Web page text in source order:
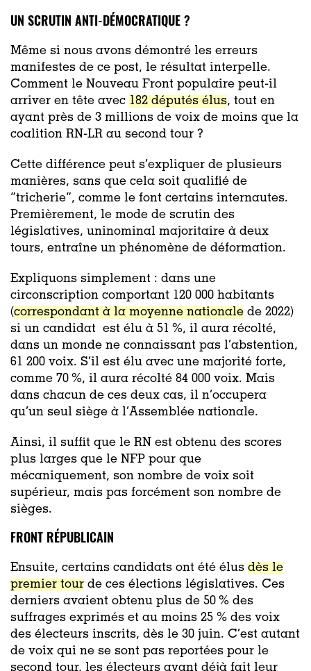
UN SCRUTIN ANTI-DÉMOCRATIQUE ?
Même si nous avons démontré les erreurs
manifestes de ce post, le résultat interpelle.
Comment le Nouveau Front populaire peut-il
arriver en tête avec 182 députés élus, tout en
ayant près de 3 millions de voix de moins que la
coalition RN-LR au second tour ?
Cette différence peut s’expliquer de plusieurs
manières, sans que cela soit qualifié de
“tricherie”, comme le font certains internautes.
Premièrement, le mode de scrutin des
législatives, uninominal majoritaire à deux
tours, entraîne un phénomène de déformation.
Expliquons simplement : dans une
circonscription comportant 120 000 habitants
(correspondant à la moyenne nationale de 2022)
si un candidat est élu à 51 %, il aura récolté,
dans un monde ne connaissant pas l’abstention,
61 200 voix. S’il est élu avec une majorité forte,
comme 70 %, il aura récolté 84 000 voix. Mais
dans chacun de ces deux cas, il n’occupera
qu’un seul siège à l’Assemblée nationale.
Ainsi, il suffit que le RN est obtenu des scores
plus larges que le NFP pour que
mécaniquement, son nombre de voix soit
supérieur, mais pas forcément son nombre de
sièges.
FRONT RÉPUBLICAIN
Ensuite, certains candidats ont été élus dès le
premier tour de ces élections législatives. Ces
derniers avaient obtenu plus de 50 % des
suffrages exprimés et au moins 25 % des voix
des électeurs inscrits, dès le 30 juin. C’est autant
de voix qui ne se sont pas reportées pour le
second tour, les électeurs ayant déjà fait leur